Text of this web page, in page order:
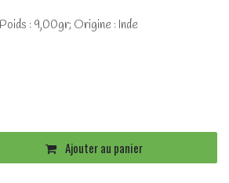
: 9,00gr; Origine : Inde
Ajouter au panier